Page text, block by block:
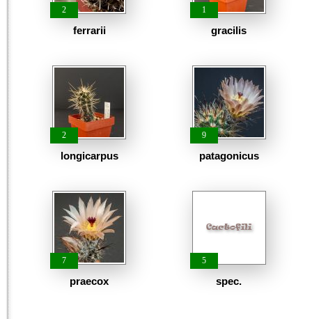
2
ferrarii
1
gracilis
2
longicarpus
9
patagonicus
7
praecox
5
spec.